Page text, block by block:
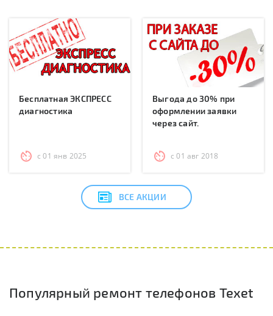
Бесплатная ЭКСПРЕСС
диагностика
с 01 янв 2025
Выгода до 30% при
оформлении заявки
через сайт.
с 01 авг 2018
ВСЕ АКЦИИ
Популярный ремонт телефонов Texet